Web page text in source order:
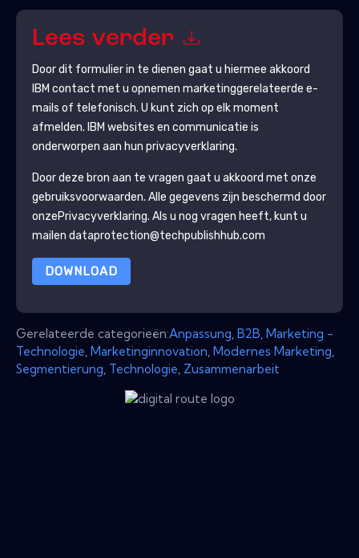
Lees verder
Door dit formulier in te dienen gaat u hiermee akkoord
IBM contact met u opnemen marketinggerelateerde e-
mails of telefonisch. U kunt zich op elk moment
afmelden. IBM websites en communicatie is
onderworpen aan hun privacyverklaring.
Door deze bron aan te vragen gaat u akkoord met onze
gebruiksvoorwaarden. Alle gegevens zijn beschermd door
onzePrivacyverklaring. Als u nog vragen heeft, kunt u
mailen dataprotection@techpublishhub.com
DOWNLOAD
Gerelateerde categorieën:Anpassung B2B Marketing -
Technologie Marketinginnovation Modernes Marketing
Segmentierung Technologie Zusammenarbeit